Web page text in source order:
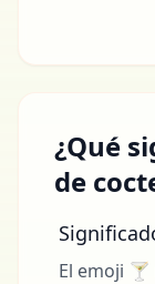
¿Qué
de
El emoji